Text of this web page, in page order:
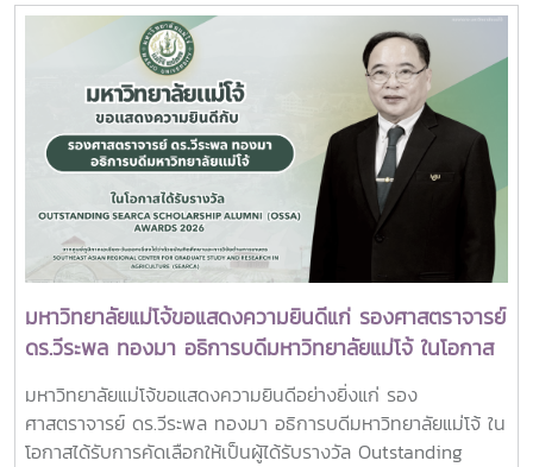
ผู้นำเครือข่ายอุดมศึกษา การนำเสนอกรณีศึกษาการประยุกต์ใช้
AI และนวัตกรรมจากภาคเอกชน รวมถึงกิจกรรม Forum-to-
Action เพื่อร่วมกำหนดข้อเสนอเชิงนโยบายและแผนปฏิบัติการใน
การขับเคลื่อนมหาวิทยาลัยไทยในอนาคตการเข้าร่วมประชุมในครั้ง
นี้มหาวิทยาลัยแม่โจ้ติดตามทิศทางการเปลี่ยนแปลงของการ
อุดมศึกษาไทย พร้อมแลกเปลี่ยนองค์ความรู้และสร้างความร่วม
มือกับเครือข่ายสถาบันอุดมศึกษาทั่วประเทศ เพื่อร่วมกันพัฒนา
มหาวิทยาลัยไทยให้ก้าวทันการเปลี่ยนแปลงของโลกยุคดิจิทัล และ
ยกระดับศักยภาพด้านการศึกษา วิจัย และนวัตกรรมอย่างยั่งยืน
พระบรมราชชนนีพันปีหลวง ณ พระที่นั่งดุสิตมหาปราสาท
พระบรมมหาราชวัง และเข้ากราบถวายบังคมพระศพสมเด็จ
พระเจ้าลูกเธอ เจ้าฟ้าพัชรกิติยาภา นเรนทิราเทพยวดี กรมหลวง
ราชสาริณีสิริพัชร มหาวัชรราชธิดา ณ พระที่นั่งพิมานรัตยา
พระบรมมหาราชวังการเข้าร่วมพิธีในครั้งนี้ นับเป็นพระ
มหากรุณาธิคุณล้นเกล้าล้นกระหม่อมแก่คณะผู้บริหาร
มหาวิทยาลัย สมาคมศิษย์เก่า และบุคลากร มหาวิทยาลัยแม่โจ้ที่ได้
ร่วมแสดงความจงรักภักดี ถวายความอาลัยและน้อมรำลึกในพระ
มหากรุณาธิคุณอย่างหาที่สุดมิได้
มหาวิทยาลัยแม่โจ้ขอแสดงความยินดีแก่ รองศาสตราจารย์
ดร.วีระพล ทองมา อธิการบดีมหาวิทยาลัยแม่โจ้ ในโอกาส
ได้รับรางวัล Outstanding SEARCA Scholarship
Alumni (OSSA) Awards 2026
มหาวิทยาลัยแม่โจ้ขอแสดงความยินดีอย่างยิ่งแก่ รอง
ศาสตราจารย์ ดร.วีระพล ทองมา อธิการบดีมหาวิทยาลัยแม่โจ้ ใน
โอกาสได้รับการคัดเลือกให้เป็นผู้ได้รับรางวัล Outstanding